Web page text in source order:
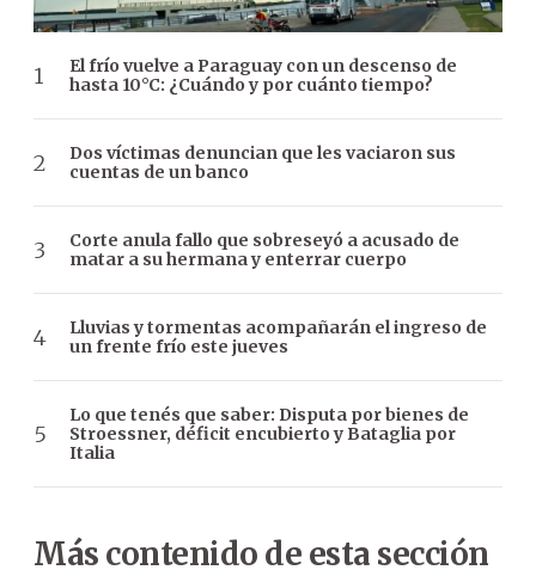
El frío vuelve a Paraguay con un descenso de
hasta 10°C: ¿Cuándo y por cuánto tiempo?
Dos víctimas denuncian que les vaciaron sus
cuentas de un banco
Corte anula fallo que sobreseyó a acusado de
matar a su hermana y enterrar cuerpo
Lluvias y tormentas acompañarán el ingreso de
un frente frío este jueves
Lo que tenés que saber: Disputa por bienes de
Stroessner, déficit encubierto y Bataglia por
Italia
Más contenido de esta sección